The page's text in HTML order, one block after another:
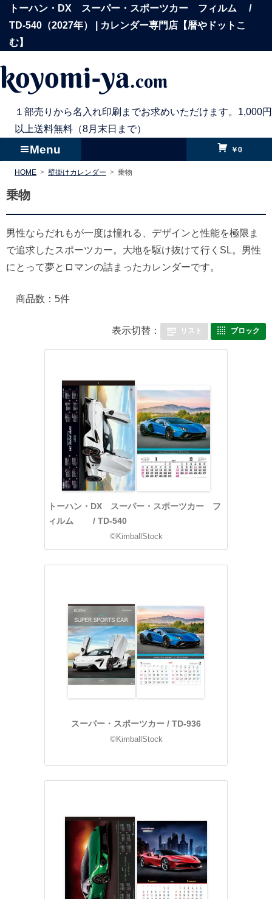
ツ
プ
トーハン・DX スーパー・スポーツカー フィルム /
TD-540（2027年） | カレンダー専門店【暦やドットこ
む】
koyomi-ya.com
１部売りから名入れ印刷までお求めいただけます。1,000円
以上送料無料（8月末日まで）
Menu ￥0
HOME 壁掛けカレンダー 乗物
乗物
男性ならだれもが一度は憧れる、デザインと性能を極限ま
で追求したスポーツカー。大地を駆け抜けて行くSL。男性
にとって夢とロマンの詰まったカレンダーです。
商品数：5件
表示切替： リスト ブロック
トーハン・DX スーパー・スポーツカー フ
ィルム / TD-540
©KimballStock
スーパー・スポーツカー / TD-936
©KimballStock